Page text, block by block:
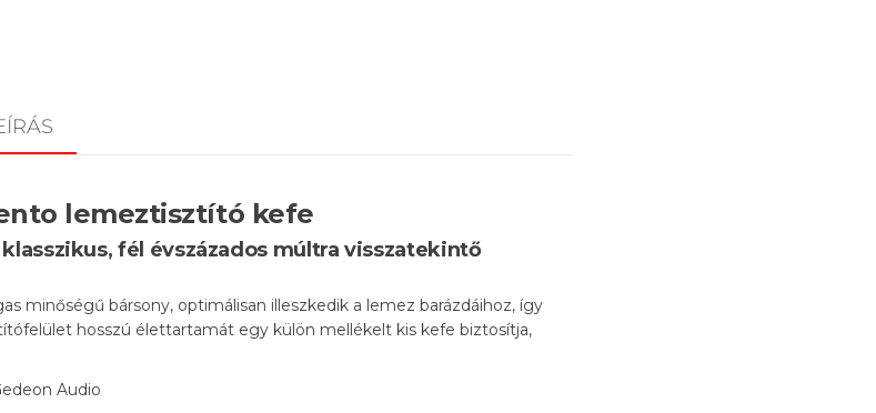
lemeztisztító kefe
fél évszázados múltra visszatekintő
minőségű bársony, optimálisan illeszkedik a lemez barázdáihoz, így
hosszú élettartamát egy külön mellékelt kis kefe biztosítja,